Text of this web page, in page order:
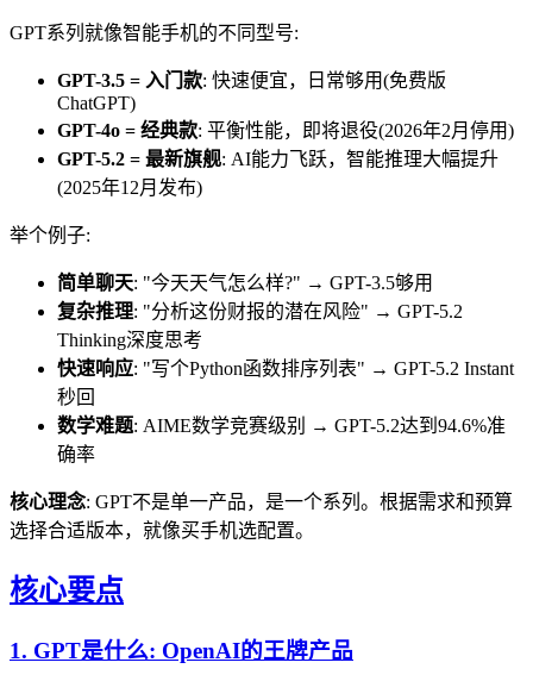
GPT系列就像智能手机的不同型号:
GPT-3.5 = 入门款: 快速便宜，日常够用(免费版
ChatGPT)
GPT-4o = 经典款: 平衡性能，即将退役(2026年2月停用)
GPT-5.2 = 最新旗舰: AI能力飞跃，智能推理大幅提升
(2025年12月发布)
举个例子:
简单聊天: "今天天气怎么样?" → GPT-3.5够用
复杂推理: "分析这份财报的潜在风险" → GPT-5.2
Thinking深度思考
快速响应: "写个Python函数排序列表" → GPT-5.2 Instant
秒回
数学难题: AIME数学竞赛级别 → GPT-5.2达到94.6%准
确率
核心理念: GPT不是单一产品，是一个系列。根据需求和预算
选择合适版本，就像买手机选配置。
核心要点
1. GPT是什么: OpenAI的王牌产品